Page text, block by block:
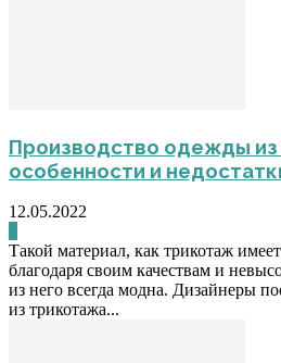
Производство одежды
особенности и
12.05.2022
Такой материал, как трикотаж
благодаря своим качествам и
из него всегда модна. Дизайнеры
из трикотажа...